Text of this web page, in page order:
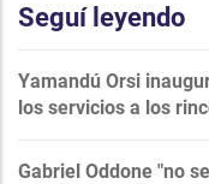
Seguí leyendo
Yamandú Orsi
los servicios a los
Gabriel Oddone "no